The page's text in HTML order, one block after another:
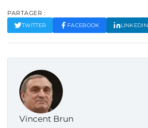
PARTAGER :
TWITTER FACEBOOK LINKEDIN
Vincent Brun